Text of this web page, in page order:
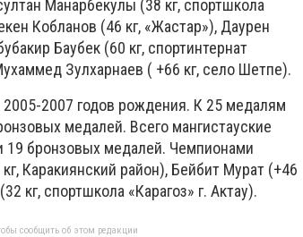
Манарбекулы (38 кг, спортшкола
Кобланов (46 кг, «Жастар»), Даурен
Баубек (60 кг, спортинтернат
Зулхарнаев ( +66 кг, село Шетпе).
2007 годов рождения. К 25 медалям
медалей. Всего мангистауские
19 бронзовых медалей. Чемпионами
Каракиянский район), Бейбит Мурат (+46
кг, спортшкола «Карагоз» г. Актау).
сообщить об этом редакции